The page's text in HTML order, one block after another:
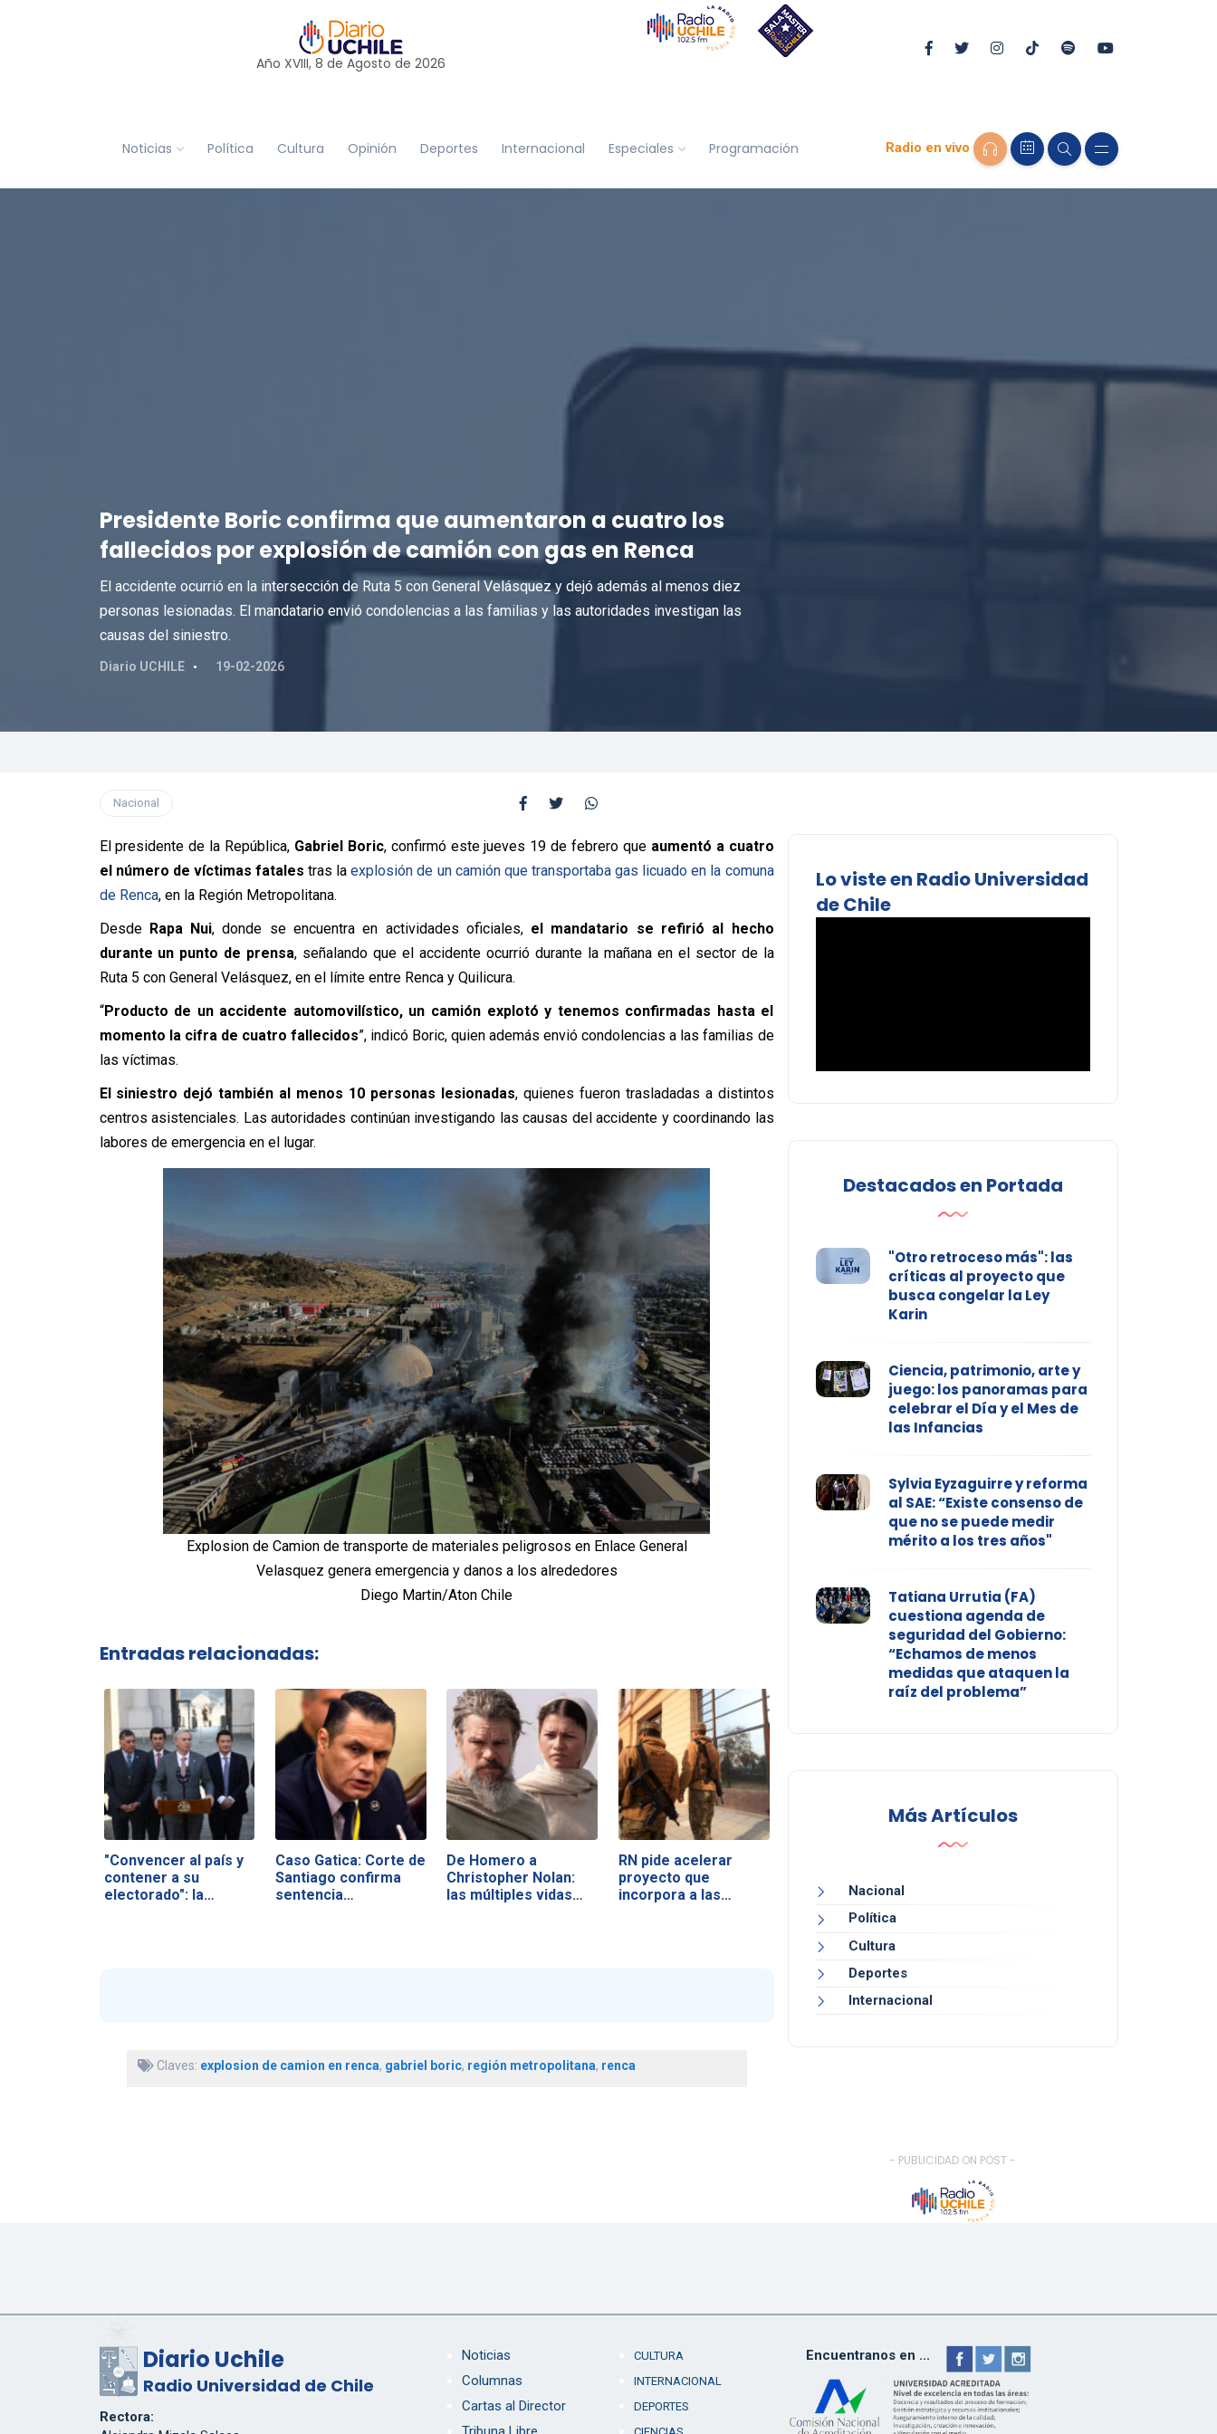
Año XVIII, 8 de Agosto de 2026
Noticias Política Cultura Opinión Deportes Internacional Especiales Programación Radio en vivo
Presidente Boric confirma que aumentaron a cuatro los
fallecidos por explosión de camión con gas en Renca
El accidente ocurrió en la intersección de Ruta 5 con General Velásquez y dejó además al menos diez
personas lesionadas. El mandatario envió condolencias a las familias y las autoridades investigan las
causas del siniestro.
Diario UCHILE 19-02-2026
Nacional
El presidente de la República, Gabriel Boric, confirmó este jueves 19 de febrero que aumentó a cuatro
el número de víctimas fatales tras laexplosión de un camión que transportaba gas licuado en la comuna
de Renca, en la Región Metropolitana.
Desde Rapa Nui, donde se encuentra en actividades oficiales, el mandatario se refirió al hecho
durante un punto de prensa, señalando que el accidente ocurrió durante la mañana en el sector de la
Ruta 5 con General Velásquez, en el límite entre Renca y Quilicura.
“Producto de un accidente automovilístico, un camión explotó y tenemos confirmadas hasta el
momento la cifra de cuatro fallecidos”, indicó Boric, quien además envió condolencias a las familias de
las víctimas.
El siniestro dejó también al menos 10 personas lesionadas, quienes fueron trasladadas a distintos
centros asistenciales. Las autoridades continúan investigando las causas del accidente y coordinando las
labores de emergencia en el lugar.
Explosion de Camion de transporte de materiales peligrosos en Enlace General
Velasquez genera emergencia y danos a los alrededores
Diego Martin/Aton Chile
Entradas relacionadas:
"Convencer al país y
contener a su
electorado": la…
Caso Gatica: Corte de
Santiago confirma
sentencia…
De Homero a
Christopher Nolan:
las múltiples vidas…
RN pide acelerar
proyecto que
incorpora a las…
Claves: explosion de camion en renca, gabriel boric, región metropolitana, renca
Lo viste en Radio Universidad
de Chile
Destacados en Portada
"Otro retroceso más": las
críticas al proyecto que
busca congelar la Ley
Karin
Ciencia, patrimonio, arte y
juego: los panoramas para
celebrar el Día y el Mes de
las Infancias
Sylvia Eyzaguirre y reforma
al SAE: “Existe consenso de
que no se puede medir
mérito a los tres años"
Tatiana Urrutia (FA)
cuestiona agenda de
seguridad del Gobierno:
“Echamos de menos
medidas que ataquen la
raíz del problema”
Más Artículos
Nacional
Política
Cultura
Deportes
Internacional
- PUBLICIDAD ON POST -
Diario Uchile
Radio Universidad de Chile
Rectora:
Noticias
Columnas
Cartas al Director
CULTURA
INTERNACIONAL
DEPORTES
Encuentranos en ...